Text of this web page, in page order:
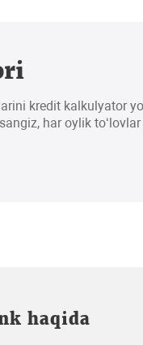
kredit kalkulyator
har oylik
haqida